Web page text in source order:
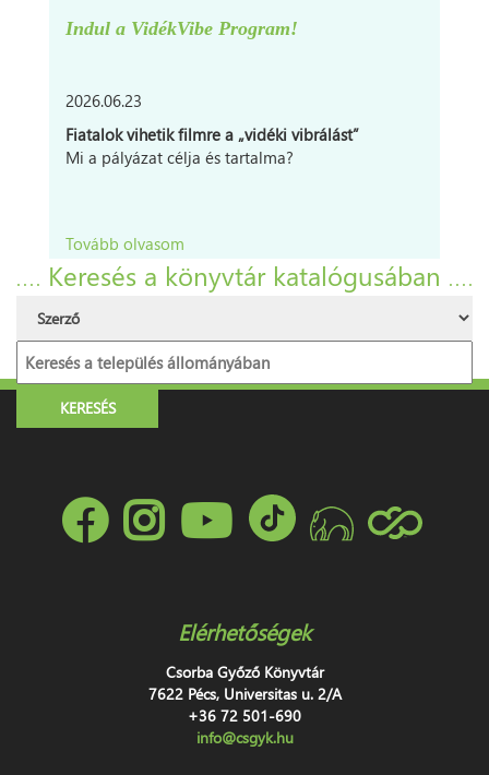
Indul a VidékVibe Program!
2026.06.23
Fiatalok vihetik filmre a „vidéki vibrálást”
Mi a pályázat célja és tartalma?
Tovább olvasom
Keresés a könyvtár katalógusában
Elérhetőségek
Csorba Győző Könyvtár
7622 Pécs, Universitas u. 2/A
+36 72 501-690
info@csgyk.hu